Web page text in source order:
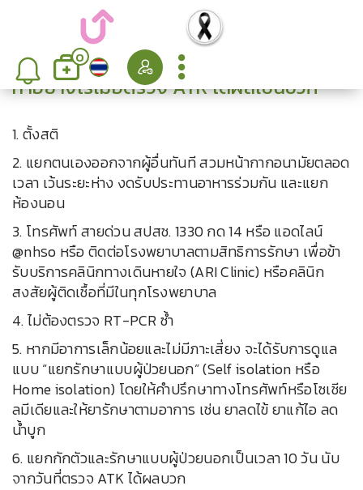
0
ทำอย่างไรเมื่อตรวจ ATK ได้ผลเป็นบวก
1. ตั้งสติ
2. แยกตนเองออกจากผู้อื่นทันที สวมหน้ากากอนามัยตลอด
เวลา เว้นระยะห่าง งดรับประทานอาหารร่วมกัน และแยก
ห้องนอน
3. โทรศัพท์ สายด่วน สปสช. 1330 กด 14 หรือ แอดไลน์
@nhรo หรือ ติดต่อโรงพยาบาลตามสิทธิการรักษา เพื่อข้า
รับบริการคลินิกทางเดินหายใจ (ARI Clinic) หรือคลินิก
สงสัยผู้ติดเชื้อที่มีในทุกโรงพยาบาล
4. ไม่ต้องตรวจ RT-PCR ซ้ำ
5. หากมีอาการเล็กน้อยและไม่มีภาะเสี่ยง จะได้รับการดูแล
แบบ “แยกรักษาแบบผู้ป่วยนอก” (Self isolation หรือ
Home isolation) โดยให้คำปรึกษาทางโทรศัพท์หรือโซเชีย
ลมีเดียและให้ยารักษาตามอาการ เช่น ยาลดไข้ ยาแก้ไอ ลด
น้ำบูก
6. แยกกักตัวและรักษาแบบผู้ป่วยนอกเป็นเวลา 10 วัน นับ
จากวันที่ตรวจ ATK ได้ผลบวก